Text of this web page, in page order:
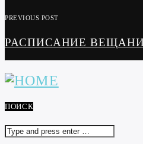
PREVIOUS POST
РАСПИСАНИЕ
ПОИСК